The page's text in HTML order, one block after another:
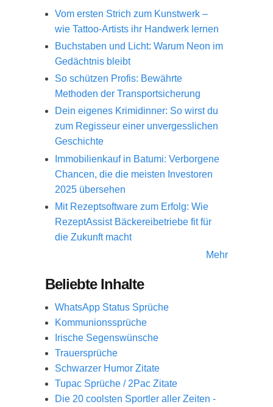
Vom ersten Strich zum Kunstwerk –
wie Tattoo-Artists ihr Handwerk lernen
Buchstaben und Licht: Warum Neon im
Gedächtnis bleibt
So schützen Profis: Bewährte
Methoden der Transportsicherung
Dein eigenes Krimidinner: So wirst du
zum Regisseur einer unvergesslichen
Geschichte
Immobilienkauf in Batumi: Verborgene
Chancen, die die meisten Investoren
2025 übersehen
Mit Rezeptsoftware zum Erfolg: Wie
RezeptAssist Bäckereibetriebe fit für
die Zukunft macht
Mehr
Beliebte Inhalte
WhatsApp Status Sprüche
Kommunionssprüche
Irische Segenswünsche
Trauersprüche
Schwarzer Humor Zitate
Tupac Sprüche / 2Pac Zitate
Die 20 coolsten Sportler aller Zeiten -